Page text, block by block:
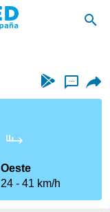
...
Oeste
24
41 km/h